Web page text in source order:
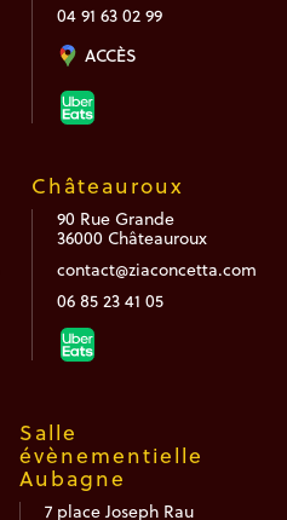
04 91 63 02 99
ACCÈS
Châteauroux
90 Rue Grande
36000 Châteauroux
contact@ziaconcetta.com
06 85 23 41 05
Salle
évènementielle
Aubagne
7 place Joseph Rau